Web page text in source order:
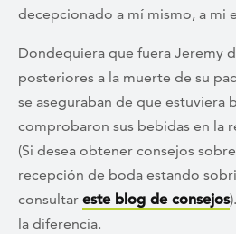
decepcionado a mí mismo, a mi
Dondequiera que fuera Jeremy
posteriores a la muerte de su
se aseguraban de que estuviera
comprobaron sus bebidas en la
(Si desea obtener consejos
recepción de boda estando
consultar este blog de consejos
la diferencia.